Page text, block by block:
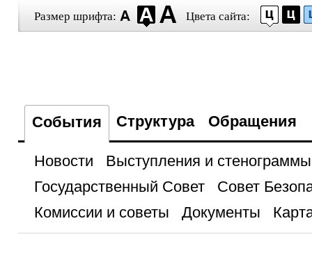
Размер шрифта: Цвета сайта:
События Структура Обращения
Новости
Выступления и стенограммы
Государственный Совет
Совет
Комиссии и советы
Документы